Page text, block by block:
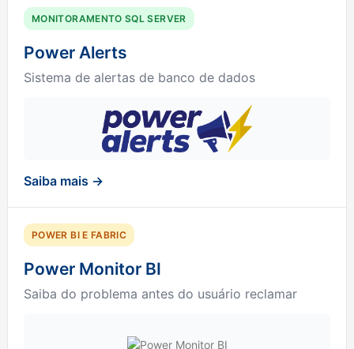
MONITORAMENTO SQL SERVER
Power Alerts
Sistema de alertas de banco de dados
Saiba mais →
POWER BI E FABRIC
Power Monitor BI
Saiba do problema antes do usuário reclamar